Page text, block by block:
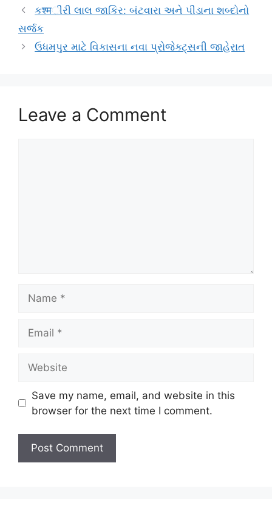
કश्मીરી લાલ જાકિર: બંટવારા અને પીડાના શબ્દોનો
સર્જક
ઉધમપુર માટે વિકાસના નવા પ્રોજેક્ટ્સની જાહેરાત
Leave a Comment
Save my name, email, and website in this
browser for the next time I comment.